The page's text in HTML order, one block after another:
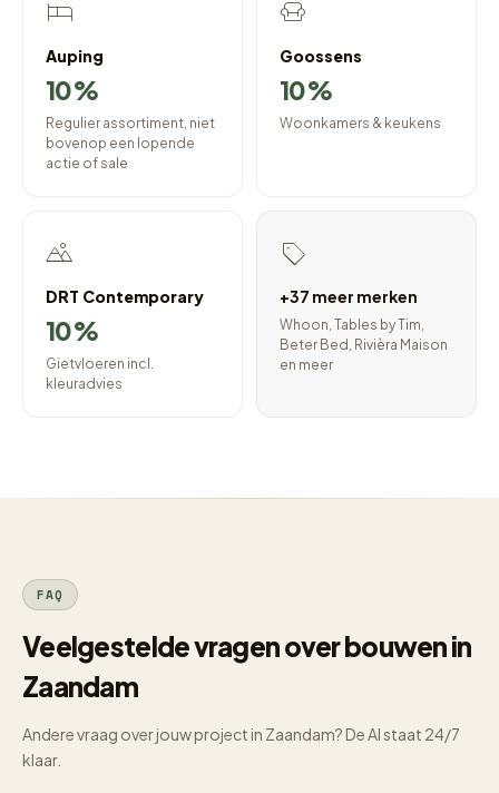
Auping
10%
Regulier assortiment, niet
bovenop een lopende
actie of sale
Goossens
10%
Woonkamers & keukens
DRT Contemporary
10%
Gietvloeren incl.
kleuradvies
+37 meer merken
Whoon, Tables by Tim,
Beter Bed, Rivièra Maison
en meer
FAQ
Veelgestelde vragen over bouwen in
Zaandam
Andere vraag over jouw project in Zaandam? De AI staat 24/7
klaar.